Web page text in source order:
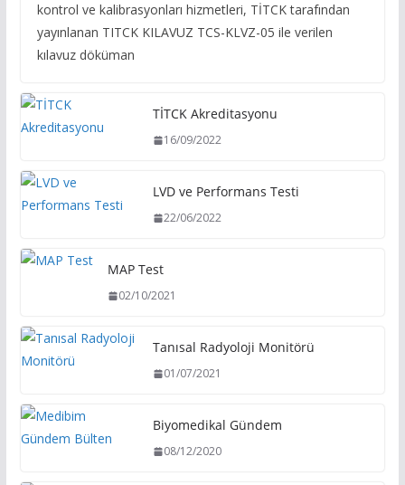
kontrol ve kalibrasyonları hizmetleri, TİTCK tarafından
yayınlanan TITCK KILAVUZ TCS-KLVZ-05 ile verilen
kılavuz döküman
TİTCK Akreditasyonu
16/09/2022
LVD ve Performans Testi
22/06/2022
MAP Test
02/10/2021
Tanısal Radyoloji Monitörü
01/07/2021
Biyomedikal Gündem
08/12/2020